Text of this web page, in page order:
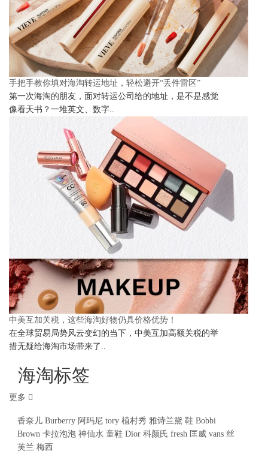
手把手教你填对海淘转运地址，轻松避开“丢件雷区”
第一次海淘的朋友，面对转运公司给的地址，是不是感觉
像看天书？一堆英文、数字..
中美互加关税，这些海淘好物仍具价格优势！
在全球贸易局势风云变幻的当下，中美互加高额关税的举
措无疑给海淘市场带来了..
海淘标签
更多
香奈儿 Burberry 阿玛尼 tory 植村秀 雅诗兰黛 鞋 Bobbi
Brown 卡拉泡泡 神仙水 童鞋 Dior 科颜氏 fresh 匡威 vans 丝
芙兰 梅西